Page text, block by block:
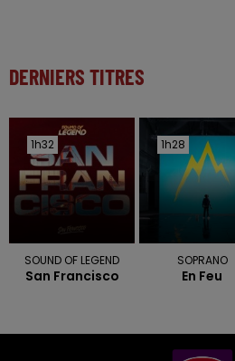
DERNIERS TITRES
1h32
1h32
SOUND OF LEGEND
San Francisco
1h28
1h28
SOPRANO
En Feu